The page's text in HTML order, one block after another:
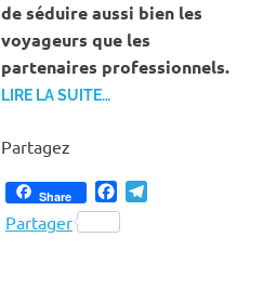
de séduire aussi bien les
voyageurs que les
partenaires professionnels.
LIRE LA SUITE…
Partagez
Share Facebook
Partager